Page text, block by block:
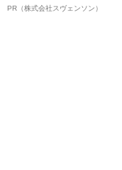
オイ”や“ベタつき”を解消す
PR（株式会社スヴェンソン）